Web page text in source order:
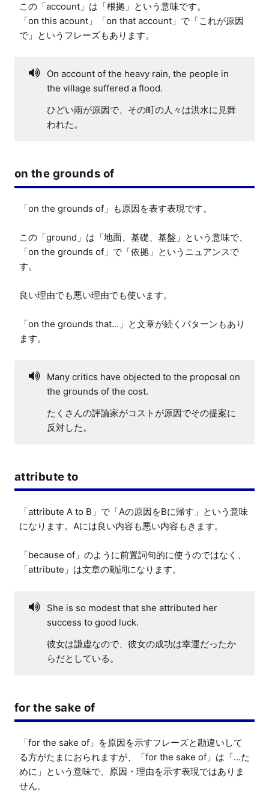
この「account」は「根拠」という意味です。
「on this acount」「on that account」で「これが原因
で」というフレーズもあります。
On account of the heavy rain, the people in
the village suffered a flood.
ひどい雨が原因で、その町の人々は洪水に見舞
われた。
on the grounds of
「on the grounds of」も原因を表す表現です。
この「ground」は「地面、基礎、基盤」という意味で、
「on the grounds of」で「依拠」というニュアンスで
す。
良い理由でも悪い理由でも使います。
「on the grounds that...」と文章が続くパターンもあり
ます。
Many critics have objected to the proposal on
the grounds of the cost.
たくさんの評論家がコストが原因でその提案に
反対した。
attribute to
「attribute A to B」で「Aの原因をBに帰す」という意味
になります。Aには良い内容も悪い内容もきます。
「because of」のように前置詞句的に使うのではなく、
「attribute」は文章の動詞になります。
She is so modest that she attributed her
success to good luck.
彼女は謙虚なので、彼女の成功は幸運だったか
らだとしている。
for the sake of
「for the sake of」を原因を示すフレーズと勘違いして
る方がたまにおられますが、「for the sake of」は「...た
めに」という意味で、原因・理由を示す表現ではありま
せん。